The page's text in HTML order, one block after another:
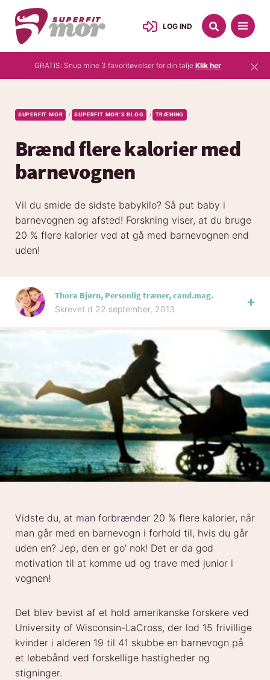
LOG IND
GRATIS: Snup mine 3 favoritøvelser for din talje Klik her ×
SUPERFIT MOR / SUPERFIT MOR’S BLOG / TRÆNING
Brænd flere kalorier med
barnevognen
Vil du smide de sidste babykilo? Så put baby i
barnevognen og afsted! Forskning viser, at du bruge
20 % flere kalorier ved at gå med barnevognen end
uden!
Thora Bjørn, Personlig træner, cand.mag.
Skrevet d 22 september, 2013
Vidste du, at man forbrænder 20 % flere kalorier, når
man går med en barnevogn i forhold til, hvis du går
uden en? Jep, den er go’ nok! Det er da god
motivation til at komme ud og trave med junior i
vognen!
Det blev bevist af et hold amerikanske forskere ved
University of Wisconsin-LaCross, der lod 15 frivillige
kvinder i alderen 19 til 41 skubbe en barnevogn på
et løbebånd ved forskellige hastigheder og
stigninger.